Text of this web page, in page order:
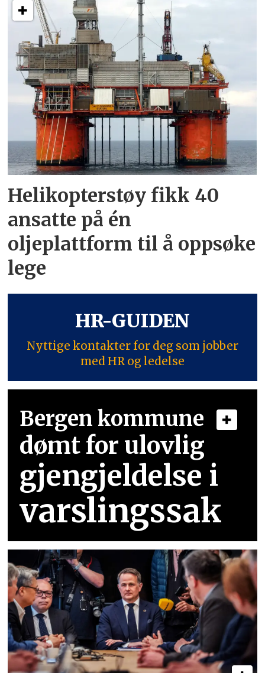
Helikopterstøy fikk 40
ansatte på én
oljeplattform til å oppsøke
lege
HR-GUIDEN
Nyttige kontakter for deg som jobber
med HR og ledelse
Bergen kommune
dømt for ulovlig
gjengjeldelse i
varslingssak